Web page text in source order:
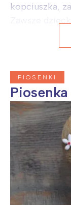
kopciuszka,
PIOSENKI